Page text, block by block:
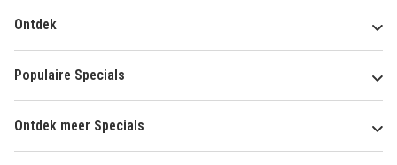
Ontdek
Populaire Specials
Ontdek meer Specials